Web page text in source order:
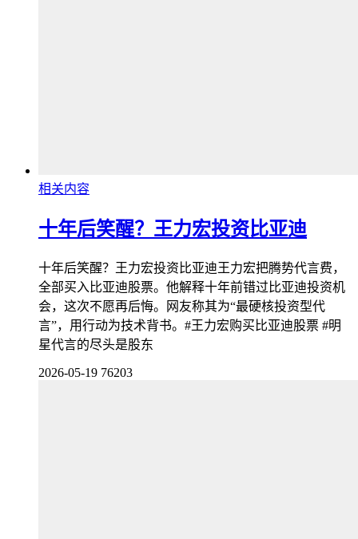
相关内容
十年后笑醒？王力宏投资比亚迪
十年后笑醒？王力宏投资比亚迪王力宏把腾势代言费，
全部买入比亚迪股票。他解释十年前错过比亚迪投资机
会，这次不愿再后悔。网友称其为“最硬核投资型代
言”，用行动为技术背书。#王力宏购买比亚迪股票 #明
星代言的尽头是股东
2026-05-19 76203